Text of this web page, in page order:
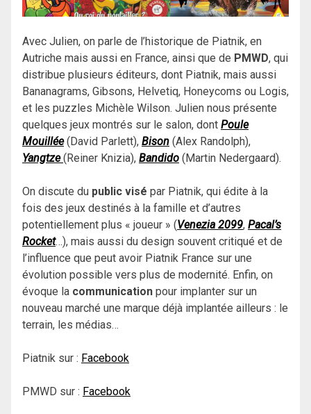
Avec Julien, on parle de l’historique de Piatnik, en
Autriche mais aussi en France, ainsi que de PMWD, qui
distribue plusieurs éditeurs, dont Piatnik, mais aussi
Bananagrams, Gibsons, Helvetiq, Honeycoms ou Logis,
et les puzzles Michèle Wilson. Julien nous présente
quelques jeux montrés sur le salon, dont Poule
Mouillée(David Parlett), Bison (Alex Randolph),
Yangtze (Reiner Knizia), Bandido (Martin Nedergaard).
On discute du public visé par Piatnik, qui édite à la
fois des jeux destinés à la famille et d’autres
potentiellement plus « joueur » (Venezia 2099, Pacal’s
Rocket…), mais aussi du design souvent critiqué et de
l’influence que peut avoir Piatnik France sur une
évolution possible vers plus de modernité. Enfin, on
évoque la communication pour implanter sur un
nouveau marché une marque déjà implantée ailleurs : le
terrain, les médias…
Piatnik sur : Facebook
PMWD sur : Facebook